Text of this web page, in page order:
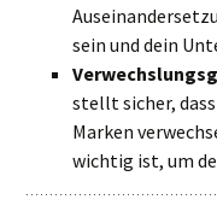
sein und dein
stellt sicher,
Marken
wichtig ist, um